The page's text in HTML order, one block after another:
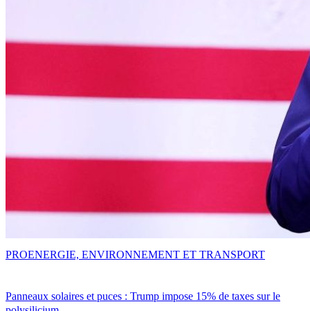
Panneaux solaires et puces : Trump impose 15% de taxes sur le
PROENERGIE, ENVIRONNEMENT ET TRANSPORT